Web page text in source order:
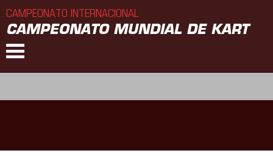
CAMPEONATO INTERNACIONAL
CAMPEONATO MUNDIAL DE KART